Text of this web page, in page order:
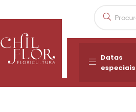
Datas
especiais